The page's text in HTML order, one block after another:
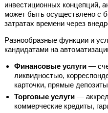
инвестиционных концепций,
может быть осуществлено с
затратах времени через
Разнообразные функции и
кандидатами на
Финансовые услуги —
ликвидностью,
карточки, прямые
Торговые услуги —
коммерческие кредиты,